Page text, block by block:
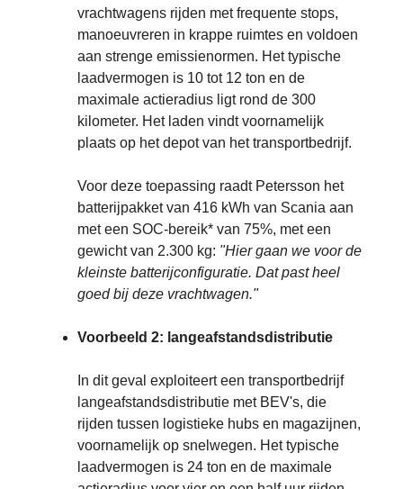
vrachtwagens rijden met frequente stops,
manoeuvreren in krappe ruimtes en voldoen
aan strenge emissienormen. Het typische
laadvermogen is 10 tot 12 ton en de
maximale actieradius ligt rond de 300
kilometer. Het laden vindt voornamelijk
plaats op het depot van het transportbedrijf.
Voor deze toepassing raadt Petersson het
batterijpakket van 416 kWh van Scania aan
met een SOC-bereik* van 75%, met een
gewicht van 2.300 kg: "Hier gaan we voor de
kleinste batterijconfiguratie. Dat past heel
goed bij deze vrachtwagen."
Voorbeeld 2: langeafstandsdistributie
In dit geval exploiteert een transportbedrijf
langeafstandsdistributie met BEV's, die
rijden tussen logistieke hubs en magazijnen,
voornamelijk op snelwegen. Het typische
laadvermogen is 24 ton en de maximale